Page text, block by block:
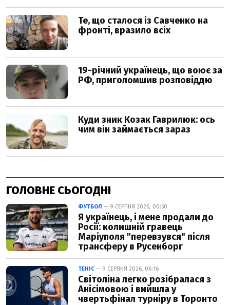
ГОЛОВНЕ СЬОГОДНІ
ФУТБОЛ — 9 СЕРПНЯ 2026, 00:50
Я українець, і мене продали до
Росії: колишній гравець
Маріуполя "перевзувся" після
трансферу в Русенборг
ТЕНІС — 9 СЕРПНЯ 2026, 06:16
Світоліна легко розібралася з
Анісімовою і вийшла у
чвертьфінал турніру в Торонто